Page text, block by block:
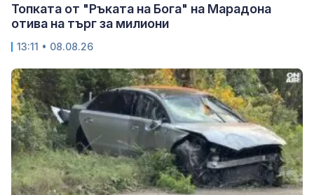
Топката от "Ръката на Бога" на Марадона
отива на търг за милиони
13:11 • 08.08.26